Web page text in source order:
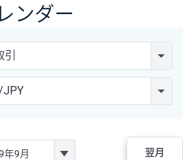
ンダー
JPY
翌月